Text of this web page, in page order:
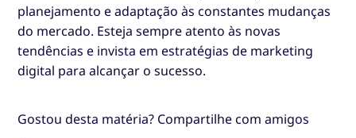
planejamento e adaptação às constantes mudanças
do mercado. Esteja sempre atento às novas
tendências e invista em estratégias de marketing
digital para alcançar o sucesso.
Gostou desta matéria? Compartilhe com amigos